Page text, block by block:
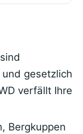
gesetzlich
verfällt Ihre
Bergkuppen